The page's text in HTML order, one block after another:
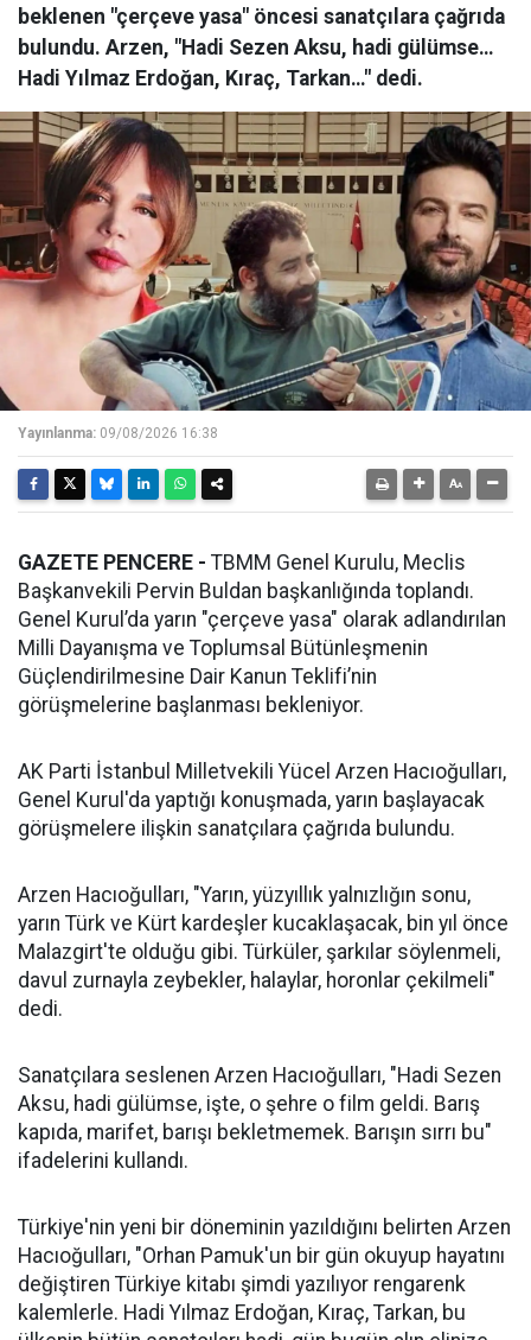
beklenen "çerçeve yasa" öncesi sanatçılara çağrıda
bulundu. Arzen, "Hadi Sezen Aksu, hadi gülümse…
Hadi Yılmaz Erdoğan, Kıraç, Tarkan…" dedi.
Yayınlanma: 09/08/2026 16:38
GAZETE PENCERE - TBMM Genel Kurulu, Meclis
Başkanvekili Pervin Buldan başkanlığında toplandı.
Genel Kurul’da yarın "çerçeve yasa" olarak adlandırılan
Milli Dayanışma ve Toplumsal Bütünleşmenin
Güçlendirilmesine Dair Kanun Teklifi’nin
görüşmelerine başlanması bekleniyor.
AK Parti İstanbul Milletvekili Yücel Arzen Hacıoğulları,
Genel Kurul'da yaptığı konuşmada, yarın başlayacak
görüşmelere ilişkin sanatçılara çağrıda bulundu.
Arzen Hacıoğulları, "Yarın, yüzyıllık yalnızlığın sonu,
yarın Türk ve Kürt kardeşler kucaklaşacak, bin yıl önce
Malazgirt'te olduğu gibi. Türküler, şarkılar söylenmeli,
davul zurnayla zeybekler, halaylar, horonlar çekilmeli"
dedi.
Sanatçılara seslenen Arzen Hacıoğulları, "Hadi Sezen
Aksu, hadi gülümse, işte, o şehre o film geldi. Barış
kapıda, marifet, barışı bekletmemek. Barışın sırrı bu"
ifadelerini kullandı.
Türkiye'nin yeni bir döneminin yazıldığını belirten Arzen
Hacıoğulları, "Orhan Pamuk'un bir gün okuyup hayatını
değiştiren Türkiye kitabı şimdi yazılıyor rengarenk
kalemlerle. Hadi Yılmaz Erdoğan, Kıraç, Tarkan, bu